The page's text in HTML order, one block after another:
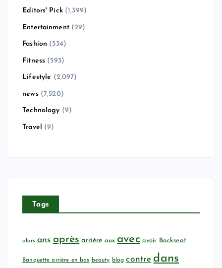
Editors' Pick(1,399)
Entertainment(29)
Fashion (534)
Fitness (593)
Lifestyle (2,097)
news(7,520)
Technology (9)
Travel (9)
Tags
alors ans après arrière aux avec avoir Backseat
Banquette arrière en bas beauty blog contre dans